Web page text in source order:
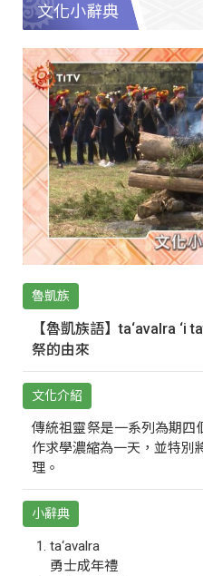
文化小辭典
魯凱族
【魯凱族語】ta‘avalra ‘i
祭的由來
文化介紹
傳統祖靈祭是一系列為期四
作求學濃縮為一天，並特別
理。
小辭典
ta‘avalra
勇士成年禮